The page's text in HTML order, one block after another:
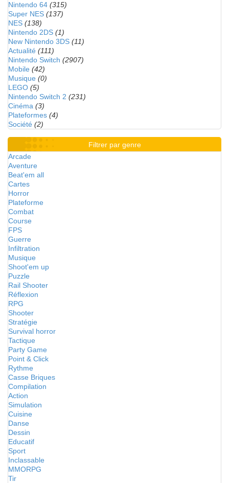
Nintendo 64 (315)
Super NES (137)
NES (138)
Nintendo 2DS (1)
New Nintendo 3DS (11)
Actualité (111)
Nintendo Switch (2907)
Mobile (42)
Musique (0)
LEGO (5)
Nintendo Switch 2 (231)
Cinéma (3)
Plateformes (4)
Société (2)
Filtrer par genre
Arcade
Aventure
Beat'em all
Cartes
Horror
Plateforme
Combat
Course
FPS
Guerre
Infiltration
Musique
Shoot'em up
Puzzle
Rail Shooter
Réflexion
RPG
Shooter
Stratégie
Survival horror
Tactique
Party Game
Point & Click
Rythme
Casse Briques
Compilation
Action
Simulation
Cuisine
Danse
Dessin
Educatif
Sport
Inclassable
MMORPG
Tir